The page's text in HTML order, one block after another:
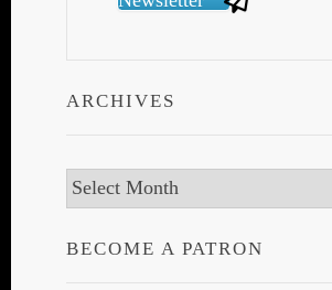
ARCHIVES
Archives
BECOME A PATRON